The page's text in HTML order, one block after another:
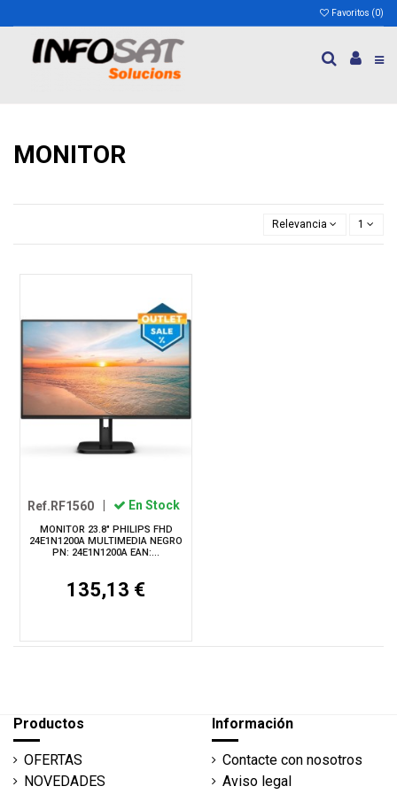
Favoritos (0)
MONITOR
Relevancia 1
Ref.RF1560 En Stock
MONITOR 23.8" PHILIPS FHD
24E1N1200A MULTIMEDIA NEGRO
PN: 24E1N1200A EAN:...
135,13 €
Productos
OFERTAS
NOVEDADES
Información
Contacte con nosotros
Aviso legal